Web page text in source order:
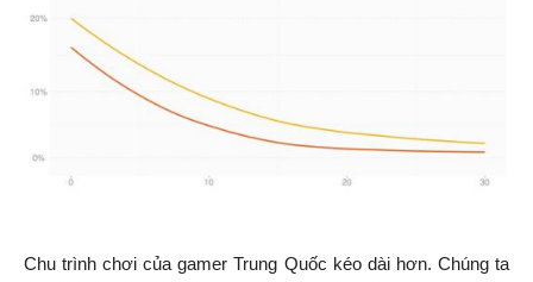
Chu trình chơi của gamer Trung Quốc kéo dài hơn. Chúng ta